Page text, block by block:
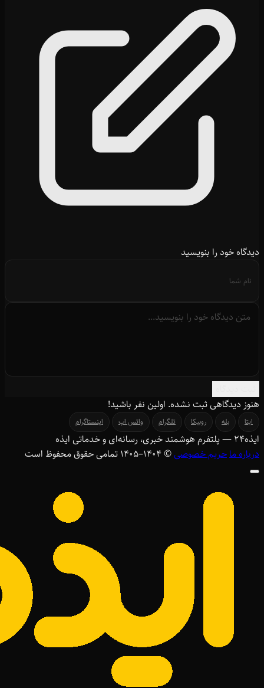
دیدگاه خود را بنویسید
هنوز دیدگاهی ثبت نشده. اولین نفر باشید!
ایتا بله روبیکا تلگرام واتس اپ اینستاگرام
ایذه۲۴ — پلتفرم هوشمند خبری، رسانه‌ای و خدماتی ایذه
درباره ماحریم خصوصی© ۱۴۰۴–1405 تمامی حقوق محفوظ است